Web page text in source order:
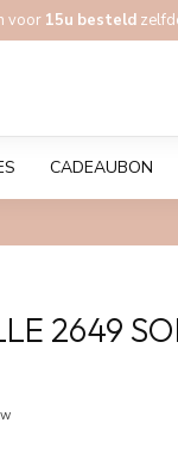
voor 15u besteld
CADEAUBON
2649